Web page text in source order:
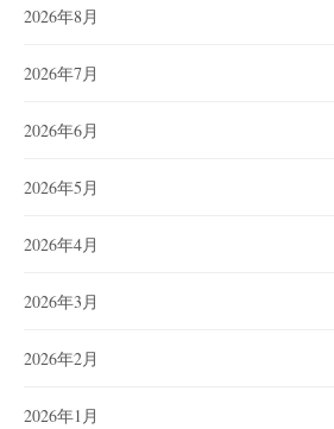
2026年8月
2026年7月
2026年6月
2026年5月
2026年4月
2026年3月
2026年2月
2026年1月